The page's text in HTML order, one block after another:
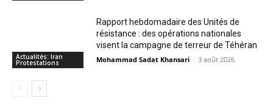
Actualités: Iran
Protestations
Rapport hebdomadaire des Unités de
résistance : des opérations nationales
visent la campagne de terreur de Téhéran
Mohammad Sadat Khansari - 3 août 2026